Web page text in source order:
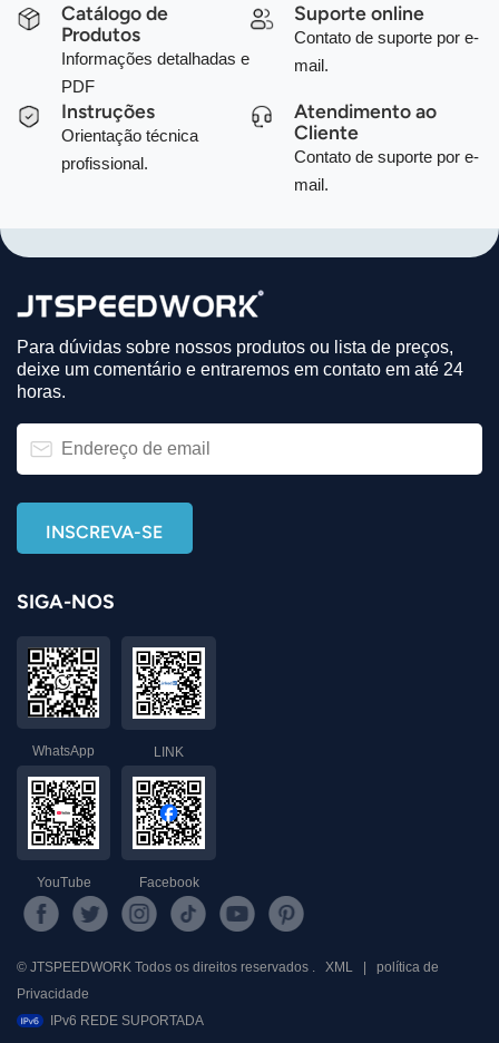
Catálogo de
Produtos
Informações detalhadas e
PDF
Suporte online
Contato de suporte por e-
mail.
Instruções
Orientação técnica
profissional.
Atendimento ao
Cliente
Contato de suporte por e-
mail.
Para dúvidas sobre nossos produtos ou lista de preços,
deixe um comentário e entraremos em contato em até 24
horas.
SIGA-NOS
WhatsApp LINK
YouTube Facebook
© JTSPEEDWORK Todos os direitos reservados . XML |
política de
Privacidade
IPv6 REDE SUPORTADA